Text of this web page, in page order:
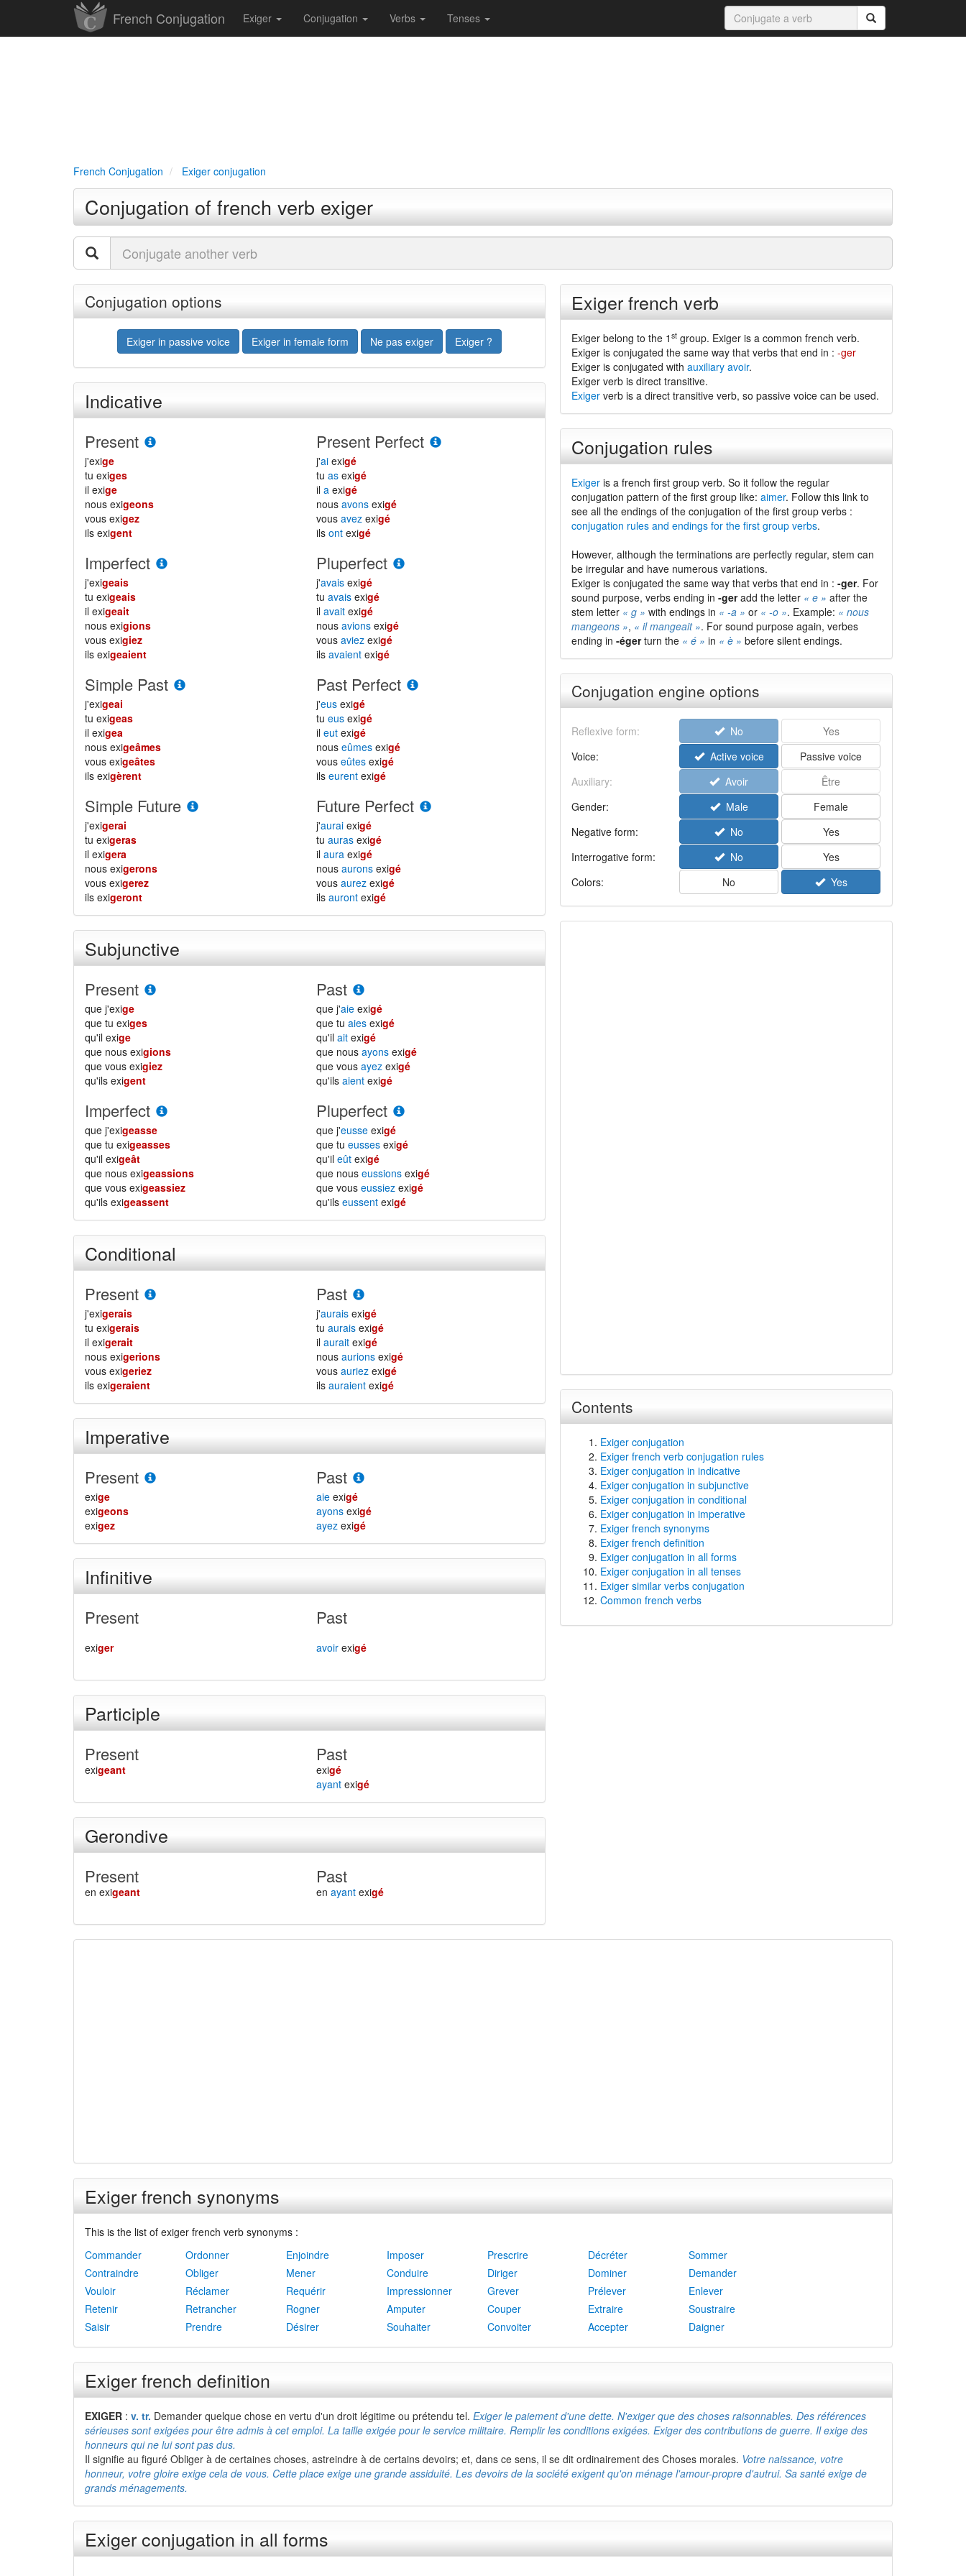
French Conjugation Exiger Conjugation Verbs Tenses
French Conjugation Exiger conjugation
Conjugation of french verb exiger
Conjugation options
Exiger in passive voice Exiger in female form Ne pas exiger Exiger ?
Indicative
Present
j'exige
tu exiges
il exige
nous exigeons
vous exigez
ils exigent
Present Perfect
j'ai exigé
tuas exigé
ila exigé
nousavons exigé
vousavez exigé
ilsont exigé
Imperfect
j'exigeais
tu exigeais
il exigeait
nous exigions
vous exigiez
ils exigeaient
Pluperfect
j'avais exigé
tuavais exigé
ilavait exigé
nousavions exigé
vousaviez exigé
ilsavaient exigé
Simple Past
j'exigeai
tu exigeas
il exigea
nous exigeâmes
vous exigeâtes
ils exigèrent
Past Perfect
j'eus exigé
tueus exigé
ileut exigé
nouseûmes exigé
vouseûtes exigé
ilseurent exigé
Simple Future
j'exigerai
tu exigeras
il exigera
nous exigerons
vous exigerez
ils exigeront
Future Perfect
j'aurai exigé
tuauras exigé
ilaura exigé
nousaurons exigé
vousaurez exigé
ilsauront exigé
Subjunctive
Present
que j'exige
que tu exiges
qu'il exige
que nous exigions
que vous exigiez
qu'ils exigent
Past
que j'aie exigé
que tuaies exigé
qu'ilait exigé
que nousayons exigé
que vousayez exigé
qu'ilsaient exigé
Imperfect
que j'exigeasse
que tu exigeasses
qu'il exigeât
que nous exigeassions
que vous exigeassiez
qu'ils exigeassent
Pluperfect
que j'eusse exigé
que tueusses exigé
qu'ileût exigé
que nouseussions exigé
que vouseussiez exigé
qu'ilseussent exigé
Conditional
Present
j'exigerais
tu exigerais
il exigerait
nous exigerions
vous exigeriez
ils exigeraient
Past
j'aurais exigé
tuaurais exigé
ilaurait exigé
nousaurions exigé
vousauriez exigé
ilsauraient exigé
Imperative
Present
exige
exigeons
exigez
Past
aie exigé
ayons exigé
ayez exigé
Infinitive
Present
exiger
Past
avoir exigé
Participle
Present
exigeant
Past
exigé
ayant exigé
Gerondive
Present
en exigeant
Past
enayant exigé
Exiger french verb
Exiger belong to the 1 stgroup. Exiger is a common french verb.
Exiger is conjugated the same way that verbs that end in : -ger
Exiger is conjugated with auxiliary avoir.
Exiger verb is direct transitive.
Exigerverb is a direct transitive verb, so passive voice can be used.
Conjugation rules
Exigeris a french first group verb. So it follow the regular
conjugation pattern of the first group like: aimer. Follow this link to
see all the endings of the conjugation of the first group verbs :
conjugation rules and endings for the first group verbs.
However, although the terminations are perfectly regular, stem can
be irregular and have numerous variations.
Exiger is conjugated the same way that verbs that end in : -ger. For
sound purpose, verbs ending in -geradd the letter « e » after the
stem letter « g » with endings in « -a » or « -o ». Example: « nous
mangeons », « il mangeait ». For sound purpose again, verbes
ending in -égerturn the « é » in « è » before silent endings.
Conjugation engine options
Reflexive form: No
Yes
Voice:
Active voice
Passive voice
Auxiliary:
Avoir
Être
Gender:
Male
Female
Negative form:
No
Yes
Interrogative form:
No
Yes
Colors:
No Yes
Contents
Exiger conjugation
Exiger french verb conjugation rules
Exiger conjugation in indicative
Exiger conjugation in subjunctive
Exiger conjugation in conditional
Exiger conjugation in imperative
Exiger french synonyms
Exiger french definition
Exiger conjugation in all forms
Exiger conjugation in all tenses
Exiger similar verbs conjugation
Common french verbs
Exiger french synonyms
This is the list of exiger french verb synonyms :
Commander
Ordonner Enjoindre Imposer Prescrire Décréter
Sommer
Contraindre
Obliger Mener Conduire Diriger Dominer
Demander
Vouloir
Réclamer Requérir Impressionner Grever Prélever
Enlever
Retenir
Retrancher Rogner Amputer Couper Extraire
Soustraire
Saisir
Prendre Désirer Souhaiter Convoiter Accepter Daigner
Exiger french definition
EXIGER : v. tr. Demander quelque chose en vertu d'un droit légitime ou prétendu tel. Exiger le paiement d'une dette. N'exiger que des choses raisonnables. Des références
sérieuses sont exigées pour être admis à cet emploi. La taille exigée pour le service militaire. Remplir les conditions exigées. Exiger des contributions de guerre. Il exige des
honneurs qui ne lui sont pas dus.
Il signifie au figuré Obliger à de certaines choses, astreindre à de certains devoirs; et, dans ce sens, il se dit ordinairement des Choses morales. Votre naissance, votre
honneur, votre gloire exige cela de vous. Cette place exige une grande assiduité. Les devoirs de la société exigent qu'on ménage l'amour-propre d'autrui. Sa santé exige de
grands ménagements.
Exiger conjugation in all forms